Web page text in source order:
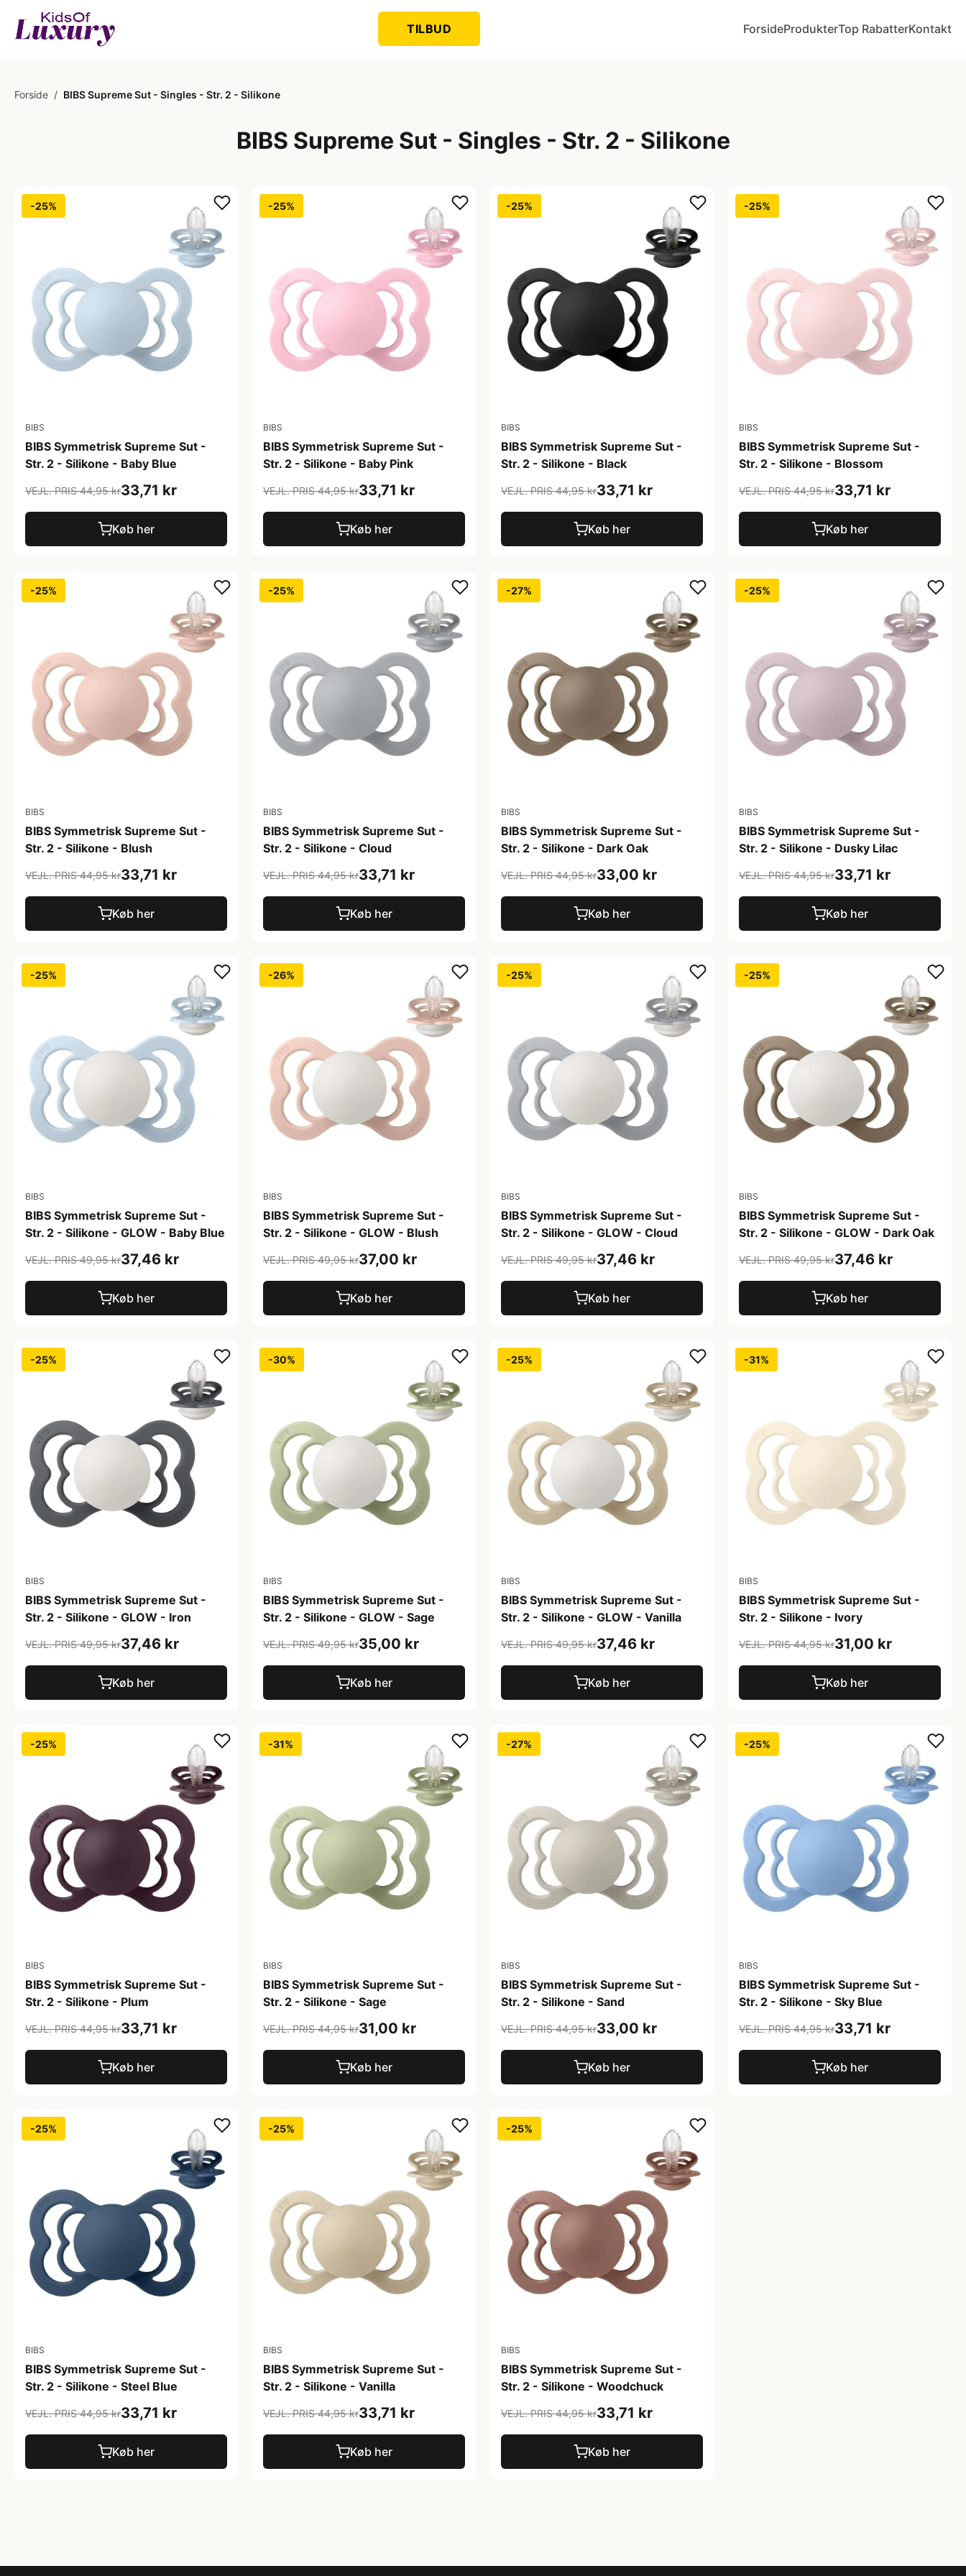
TILBUD ForsideProdukterTop RabatterKontakt
Forside / BIBS Supreme Sut - Singles - Str. 2 - Silikone
BIBS Supreme Sut - Singles - Str. 2 - Silikone
-25%
BIBS
BIBS Symmetrisk Supreme Sut -
Str. 2 - Silikone - Baby Blue
VEJL. PRIS 44,95 kr33,71 kr
Køb her
-25%
BIBS
BIBS Symmetrisk Supreme Sut -
Str. 2 - Silikone - Baby Pink
VEJL. PRIS 44,95 kr33,71 kr
Køb her
-25%
BIBS
BIBS Symmetrisk Supreme Sut -
Str. 2 - Silikone - Black
VEJL. PRIS 44,95 kr33,71 kr
Køb her
-25%
BIBS
BIBS Symmetrisk Supreme Sut -
Str. 2 - Silikone - Blossom
VEJL. PRIS 44,95 kr33,71 kr
Køb her
-25%
BIBS
BIBS Symmetrisk Supreme Sut -
Str. 2 - Silikone - Blush
VEJL. PRIS 44,95 kr33,71 kr
Køb her
-25%
BIBS
BIBS Symmetrisk Supreme Sut -
Str. 2 - Silikone - Cloud
VEJL. PRIS 44,95 kr33,71 kr
Køb her
-27%
BIBS
BIBS Symmetrisk Supreme Sut -
Str. 2 - Silikone - Dark Oak
VEJL. PRIS 44,95 kr33,00 kr
Køb her
-25%
BIBS
BIBS Symmetrisk Supreme Sut -
Str. 2 - Silikone - Dusky Lilac
VEJL. PRIS 44,95 kr33,71 kr
Køb her
-25%
BIBS
BIBS Symmetrisk Supreme Sut -
Str. 2 - Silikone - GLOW - Baby Blue
VEJL. PRIS 49,95 kr37,46 kr
Køb her
-26%
BIBS
BIBS Symmetrisk Supreme Sut -
Str. 2 - Silikone - GLOW - Blush
VEJL. PRIS 49,95 kr37,00 kr
Køb her
-25%
BIBS
BIBS Symmetrisk Supreme Sut -
Str. 2 - Silikone - GLOW - Cloud
VEJL. PRIS 49,95 kr37,46 kr
Køb her
-25%
BIBS
BIBS Symmetrisk Supreme Sut -
Str. 2 - Silikone - GLOW - Dark Oak
VEJL. PRIS 49,95 kr37,46 kr
Køb her
-25%
BIBS
BIBS Symmetrisk Supreme Sut -
Str. 2 - Silikone - GLOW - Iron
VEJL. PRIS 49,95 kr37,46 kr
Køb her
-30%
BIBS
BIBS Symmetrisk Supreme Sut -
Str. 2 - Silikone - GLOW - Sage
VEJL. PRIS 49,95 kr35,00 kr
Køb her
-25%
BIBS
BIBS Symmetrisk Supreme Sut -
Str. 2 - Silikone - GLOW - Vanilla
VEJL. PRIS 49,95 kr37,46 kr
Køb her
-31%
BIBS
BIBS Symmetrisk Supreme Sut -
Str. 2 - Silikone - Ivory
VEJL. PRIS 44,95 kr31,00 kr
Køb her
-25%
BIBS
BIBS Symmetrisk Supreme Sut -
Str. 2 - Silikone - Plum
VEJL. PRIS 44,95 kr33,71 kr
Køb her
-31%
BIBS
BIBS Symmetrisk Supreme Sut -
Str. 2 - Silikone - Sage
VEJL. PRIS 44,95 kr31,00 kr
Køb her
-27%
BIBS
BIBS Symmetrisk Supreme Sut -
Str. 2 - Silikone - Sand
VEJL. PRIS 44,95 kr33,00 kr
Køb her
-25%
BIBS
BIBS Symmetrisk Supreme Sut -
Str. 2 - Silikone - Sky Blue
VEJL. PRIS 44,95 kr33,71 kr
Køb her
-25%
BIBS
BIBS Symmetrisk Supreme Sut -
Str. 2 - Silikone - Steel Blue
VEJL. PRIS 44,95 kr33,71 kr
Køb her
-25%
BIBS
BIBS Symmetrisk Supreme Sut -
Str. 2 - Silikone - Vanilla
VEJL. PRIS 44,95 kr33,71 kr
Køb her
-25%
BIBS
BIBS Symmetrisk Supreme Sut -
Str. 2 - Silikone - Woodchuck
VEJL. PRIS 44,95 kr33,71 kr
Køb her